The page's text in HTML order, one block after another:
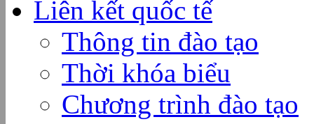
Liên kết quốc tế
Thông tin đào tạo
Thời khóa biểu
Chương trình đào tạo